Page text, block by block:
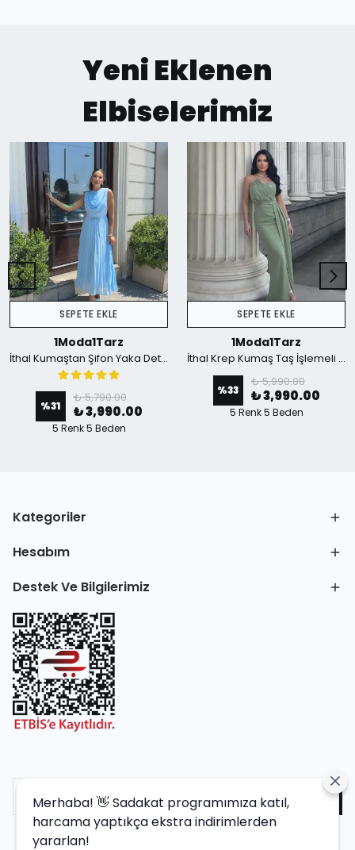
Yeni Eklenen
Elbiselerimiz
SEPETE EKLE
1Moda1Tarz
İthal Kumaştan Şifon Yaka Detaylı Piliseli Kemerli Astarlı Özel Tasarım Elbise - mavi
%31
₺ 5,790.00
₺ 3,990.00
5 Renk 5 Beden
SEPETE EKLE
1Moda1Tarz
İthal Krep Kumaş Taş İşlemeli Askılı Astarlı Özel Tasarım Yırtmaçlı Maxi Elbise - Yeşil
%33
₺ 5,990.00
₺ 3,990.00
5 Renk 5 Beden
Kategoriler
Hesabım
Destek Ve Bilgilerimiz
Merhaba! 👋 Sadakat programımıza katıl,
harcama yaptıkça ekstra indirimlerden
yararlan!